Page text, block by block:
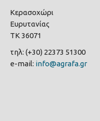
Κερασοχώρι
Ευρυτανίας
ΤΚ 36071
τηλ: (+30) 22373 51300
e-mail: info@agrafa.gr